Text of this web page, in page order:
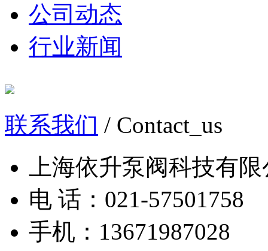
公司动态
行业新闻
联系我们 / Contact_us
上海依升泵阀科技有
电 话：021-57501758
手机：13671987028